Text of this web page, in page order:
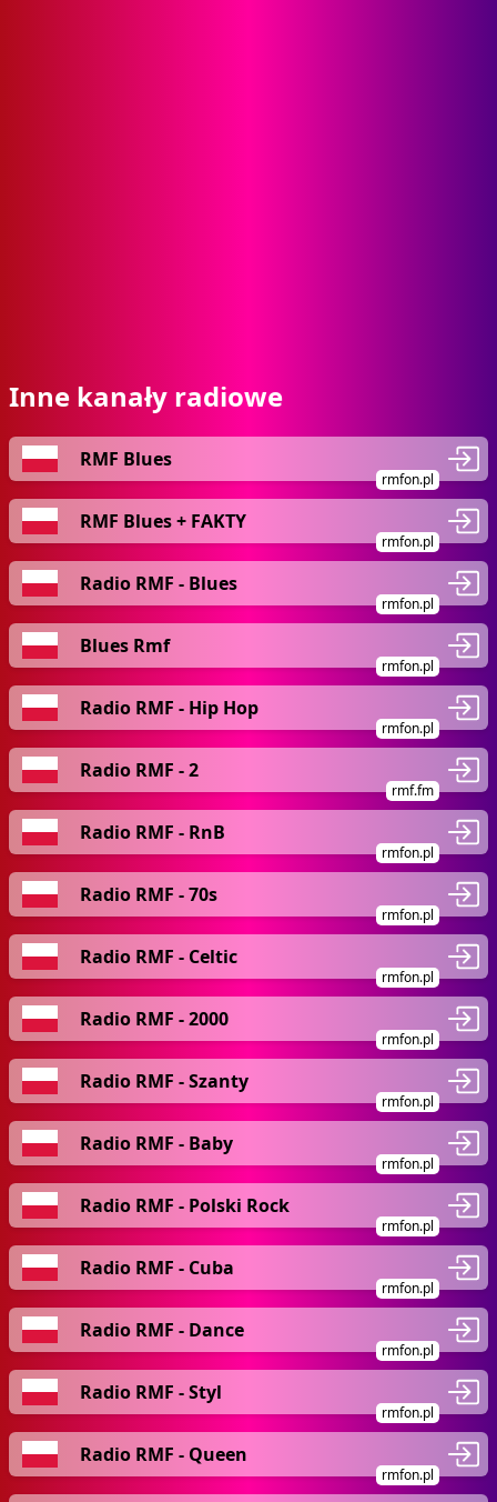
Inne kanały radiowe
RMF Blues
rmfon.pl
RMF Blues + FAKTY
rmfon.pl
Radio RMF - Blues
rmfon.pl
Blues Rmf
rmfon.pl
Radio RMF - Hip Hop
rmfon.pl
Radio RMF - 2
rmf.fm
Radio RMF - RnB
rmfon.pl
Radio RMF - 70s
rmfon.pl
Radio RMF - Celtic
rmfon.pl
Radio RMF - 2000
rmfon.pl
Radio RMF - Szanty
rmfon.pl
Radio RMF - Baby
rmfon.pl
Radio RMF - Polski Rock
rmfon.pl
Radio RMF - Cuba
rmfon.pl
Radio RMF - Dance
rmfon.pl
Radio RMF - Styl
rmfon.pl
Radio RMF - Queen
rmfon.pl